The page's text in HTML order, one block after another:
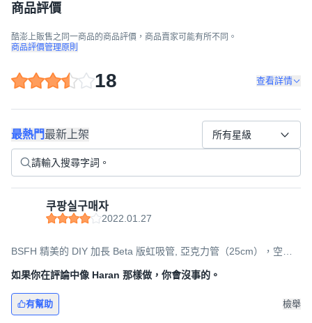
商品評價
酷澎上販售之同一商品的商品評價，商品賣家可能有所不同。
商品評價管理原則
18 查看詳情
最熱門最新上架 所有星級
쿠팡실구매자
2022.01.27
BSFH 精美的 DIY 加長 Beta 版虹吸管, 亞克力管（25cm），空氣
如果你在評論中像 Haran 那樣做，你會沒事的。
有幫助 檢舉